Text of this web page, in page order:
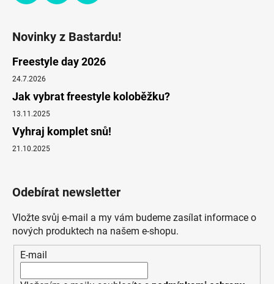
Novinky z Bastardu!
Freestyle day 2026
24.7.2026
Jak vybrat freestyle koloběžku?
13.11.2025
Vyhraj komplet snů!
21.10.2025
Odebírat newsletter
Vložte svůj e-mail a my vám budeme zasílat informace o
nových produktech na našem e-shopu.
E-mail